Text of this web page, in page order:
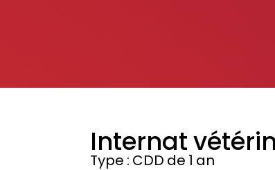
Internat
Type : CDD de 1 an